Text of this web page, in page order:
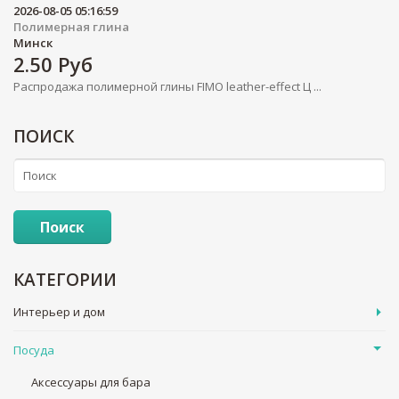
2026-08-05 05:16:59
Полимерная глина
Минск
2.50 Руб
Распродажа полимерной глины FIMO leather-effect Ц ...
ПОИСК
Поиск
КАТЕГОРИИ
Интерьер и дом
Посуда
Аксессуары для бара